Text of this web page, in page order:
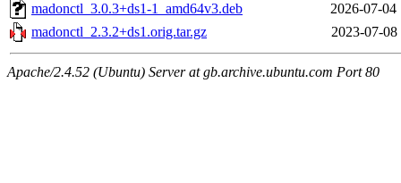
madonctl_3.0.3+ds1-1_amd64v3.deb
2026-07-04
madonctl_2.3.2+ds1.orig.tar.gz
2023-07-08
Apache/2.4.52 (Ubuntu) Server at gb.archive.ubuntu.com Port 80